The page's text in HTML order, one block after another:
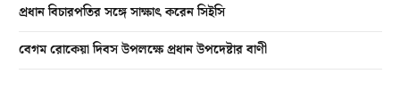
প্রধান বিচারপতির সঙ্গে সাক্ষাৎ করেন সিইসি
বেগম রোকেয়া দিবস উপলক্ষে প্রধান উপদেষ্টার বাণী